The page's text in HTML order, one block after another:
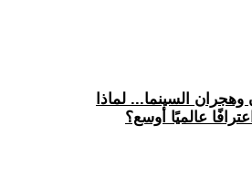
وهجران السينما... لماذا
عالميًا أوسع؟